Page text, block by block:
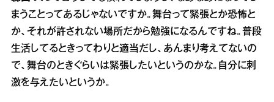
まうことってあるじゃないですか。舞台って緊張とか恐怖と
か、それが許されない場所だから勉強になるんですね。普段
生活してるときってわりと適当だし、あんまり考えてないの
で、舞台のときぐらいは緊張したいというのかな。自分に刺
激を与えたいというか。